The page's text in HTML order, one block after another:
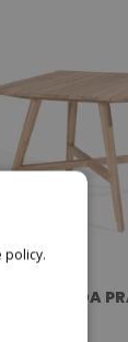
TAVOLO DA
policy.